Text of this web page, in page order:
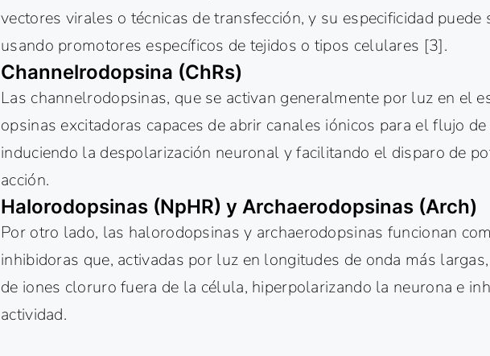
vectores virales o técnicas de transfección, y su especificidad puede
usando promotores específicos de tejidos o tipos celulares [3].
Channelrodopsina (ChRs)
Las channelrodopsinas, que se activan generalmente por luz en el
opsinas excitadoras capaces de abrir canales iónicos para el flujo
induciendo la despolarización neuronal y facilitando el disparo de
acción.
Halorodopsinas (NpHR) y Archaerodopsinas (Arch)
Por otro lado, las halorodopsinas y archaerodopsinas funcionan
inhibidoras que, activadas por luz en longitudes de onda más
de iones cloruro fuera de la célula, hiperpolarizando la neurona e
actividad.